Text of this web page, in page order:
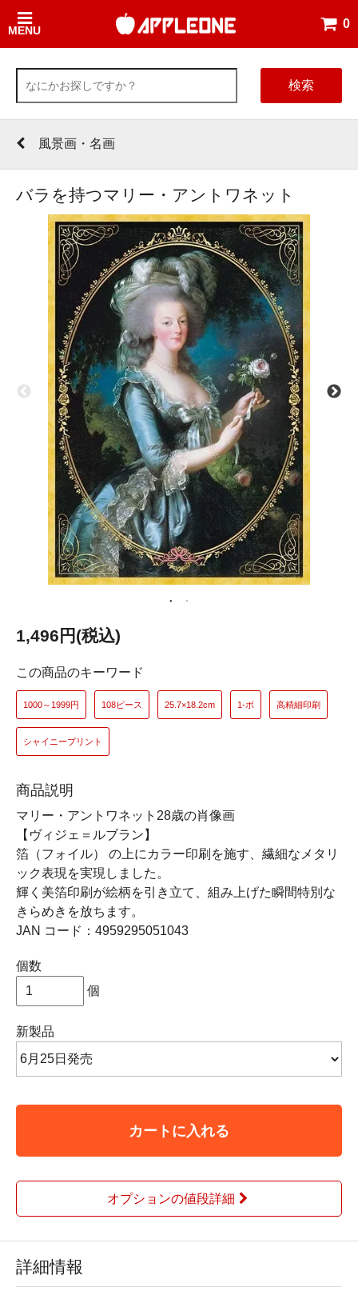
MENU
0
検索
風景画・名画
バラを持つマリー・アントワネット
1,496円(税込)
この商品のキーワード
1000～1999円 108ピース 25.7×18.2cm 1-ボ 高精細印刷
シャイニープリント
商品説明
マリー・アントワネット28歳の肖像画
【ヴィジェ＝ルブラン】
箔（フォイル） の上にカラー印刷を施す、繊細なメタリ
ック表現を実現しました。
輝く美箔印刷が絵柄を引き立て、組み上げた瞬間特別な
きらめきを放ちます。
JAN コード：4959295051043
個数
個
新製品
カートに入れる
オプションの値段詳細
詳細情報